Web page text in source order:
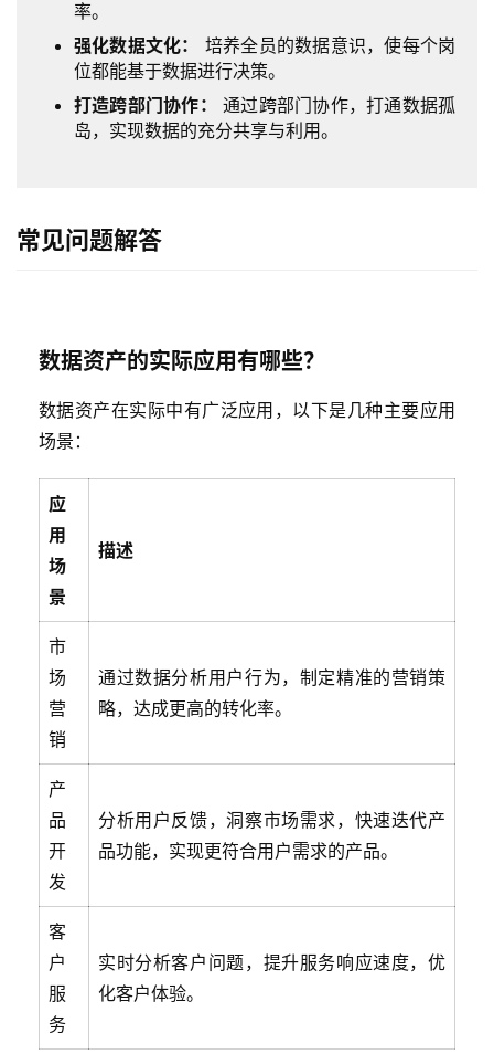
了
系
我
率。
强化数据文化：
培养全员的数据意识，使每个岗
位都能基于数据进行决策。
打造跨部门协作：
通过跨部门协作，打通数据孤
岛，实现数据的充分共享与利用。
常见问题解答
数据资产的实际应用有哪些？
数据资产在实际中有广泛应用，以下是几种主要应用
场景：
应
用
场
景
描述
市
场
营
销
通过数据分析用户行为，制定精准的营销策
略，达成更高的转化率。
产
品
开
发
分析用户反馈，洞察市场需求，快速迭代产
品功能，实现更符合用户需求的产品。
客
户
服
务
实时分析客户问题，提升服务响应速度，优
化客户体验。